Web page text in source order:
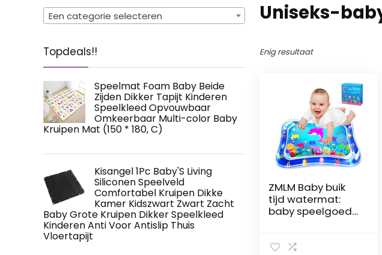
Een categorie selecteren
Topdeals!!
Speelmat Foam Baby Beide
Zijden Dikker Tapijt Kinderen
Speelkleed Opvouwbaar
Omkeerbaar Multi-color Baby
Kruipen Mat (150 * 180, C)
Kisangel 1Pc Baby'S Living
Siliconen Speelveld
Comfortabel Kruipen Dikke
Kamer Kidszwart Zwart Zacht
Baby Grote Kruipen Dikker Speelkleed
Kinderen Anti Voor Antislip Thuis
Vloertapijt
‎Uniseks-
Enig resultaat
ZMLM Baby buik
tijd watermat:
baby speelgoed
speelmat